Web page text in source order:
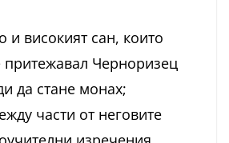
и високият сан, които
притежавал Черноризец
да стане монах;
части от неговите